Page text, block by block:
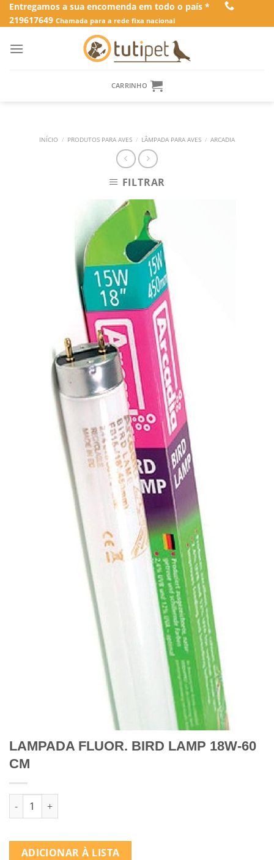
SkipEntregamos a sua encomenda em todo o país *
219617649 Chamada para a rede fixa nacional
CARRINHO
INÍCIO / PRODUTOS PARA AVES / LÂMPADA PARA AVES / ARCADIA
FILTRAR
LAMPADA FLUOR. BIRD LAMP 18W-60
CM
Quantidade de LAMPADA FLUOR. BIRD LAMP 18W-60 CM
ADICIONAR À LISTA